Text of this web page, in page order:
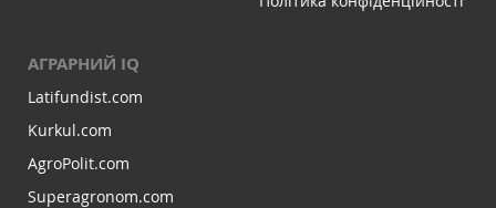
АГРАРНИЙ IQ
Latifundist.com
Kurkul.com
AgroPolit.com
Superagronom.com